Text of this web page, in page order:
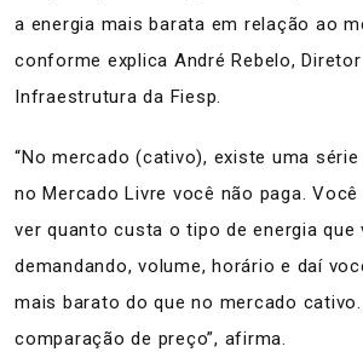
a energia mais barata em relação ao
conforme explica André Rebelo,
Infraestrutura da Fiesp.
“No mercado (cativo), existe uma
no Mercado Livre você não paga.
ver quanto custa o tipo de energia que
demandando, volume, horário e daí
mais barato do que no mercado
comparação de preço”, afirma.